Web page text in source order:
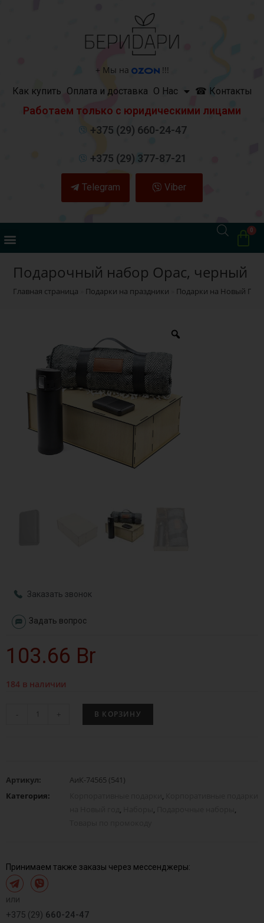
+ Мы на
!!!
Как купить Оплата и доставка О Нас ☎ Контакты
Работаем только с юридическими лицами
+375 (29) 660-24-47
+375 (29) 377-87-21
Telegram Viber
Подарочный набор Орас, черный
Главная страница Подарки на праздники Подарки на Новый Год
Заказать звонок
Задать вопрос
103.66 Br
184 в наличии
- + В КОРЗИНУ
Артикул:
АиК-74565 (541)
Категория:
,
, ,
,
Принимаем также заказы через мессенджеры:
или
+375 (29) 660-24-47